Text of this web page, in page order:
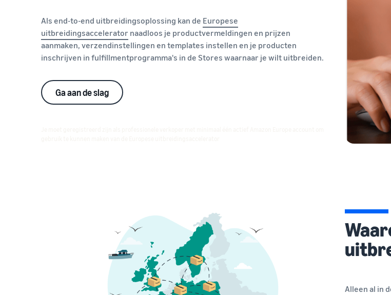
Als end-to-end uitbreidingsoplossing kan de Europese
uitbreidingsaccelerator naadloos je productvermeldingen en prijzen
aanmaken, verzendinstellingen en templates instellen en je producten
inschrijven in fulfillmentprogramma's in de Stores waarnaar je wilt uitbreiden.
Ga aan de slag
Alleen al in